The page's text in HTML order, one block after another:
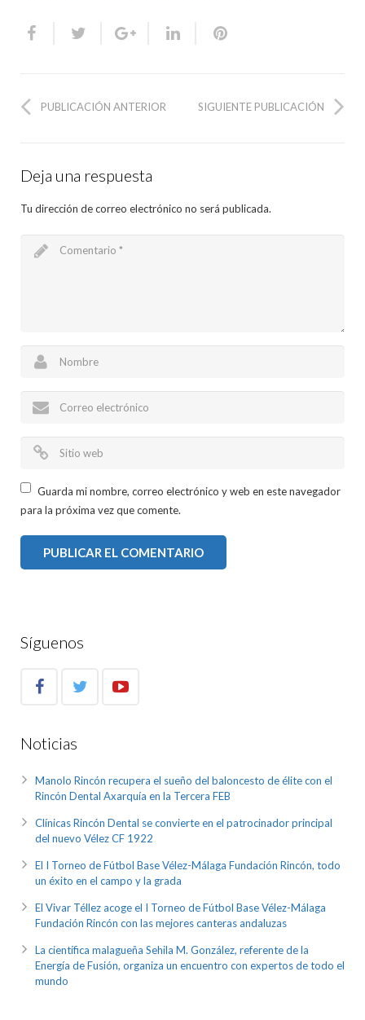
PUBLICACIÓN ANTERIOR SIGUIENTE PUBLICACIÓN
Deja una respuesta
Tu dirección de correo electrónico no será publicada.
Guarda mi nombre, correo electrónico y web en este navegador
para la próxima vez que comente.
Síguenos
Noticias
Manolo Rincón recupera el sueño del baloncesto de élite con el
Rincón Dental Axarquía en la Tercera FEB
Clínicas Rincón Dental se convierte en el patrocinador principal
del nuevo Vélez CF 1922
El I Torneo de Fútbol Base Vélez-Málaga Fundación Rincón, todo
un éxito en el campo y la grada
El Vivar Téllez acoge el I Torneo de Fútbol Base Vélez-Málaga
Fundación Rincón con las mejores canteras andaluzas
La científica malagueña Sehila M. González, referente de la
Energía de Fusión, organiza un encuentro con expertos de todo el
mundo